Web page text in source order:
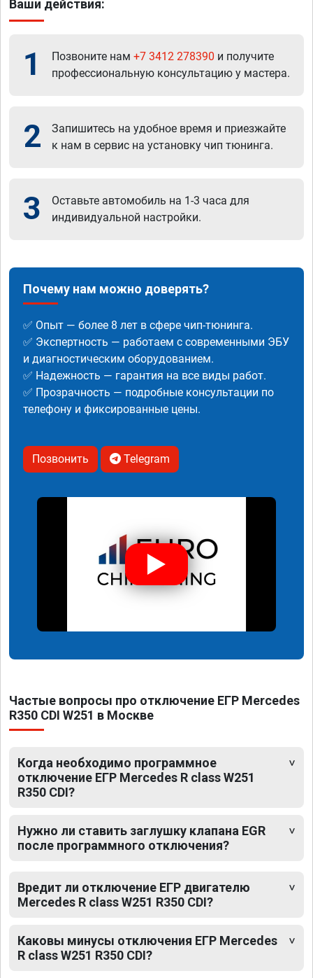
Ваши действия:
1 Позвоните нам +7 3412 278390 и получите
профессиональную консультацию у мастера.
2
Запишитесь на удобное время и приезжайте
к нам в сервис на установку чип тюнинга.
3
Оставьте автомобиль на 1-3 часа для
индивидуальной настройки.
Почему нам можно доверять?
✅ Опыт — более 8 лет в сфере чип-тюнинга.
✅ Экспертность — работаем с современными ЭБУ
и диагностическим оборудованием.
✅ Надежность — гарантия на все виды работ.
✅ Прозрачность — подробные консультации по
телефону и фиксированные цены.
Позвонить Telegram
Частые вопросы про отключение ЕГР Mercedes
R350 CDI W251 в Москве
Когда необходимо программное
отключение ЕГР Mercedes R class W251
R350 CDI?
Нужно ли ставить заглушку клапана EGR
после программного отключения?
Вредит ли отключение ЕГР двигателю
Mercedes R class W251 R350 CDI?
Каковы минусы отключения ЕГР Mercedes
R class W251 R350 CDI?